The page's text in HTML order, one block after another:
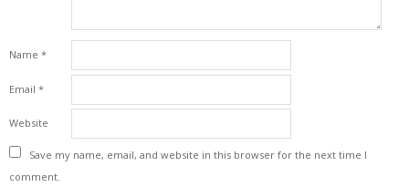
Name *
Email *
Website
Save my name, email, and website in this browser for the next time I
comment.